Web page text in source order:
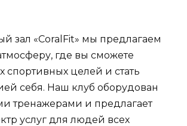
зал «CoralFit» мы предлагаем
где вы сможете
спортивных целей и стать
себя. Наш клуб оборудован
тренажерами и предлагает
услуг для людей всех